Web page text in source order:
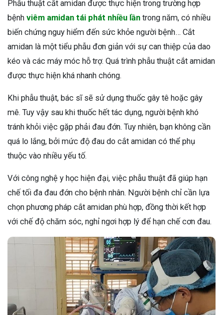
Phẫu thuật cắt amidan được thực hiện trong trường hợp
bệnh viêm amidan tái phát nhiều lần trong năm, có nhiều
biến chứng nguy hiểm đến sức khỏe người bệnh… Cắt
amidan là một tiểu phẫu đơn giản với sự can thiệp của dao
kéo và các máy móc hỗ trợ. Quá trình phẫu thuật cắt amidan
được thực hiện khá nhanh chóng.
Khi phẫu thuật, bác sĩ sẽ sử dụng thuốc gây tê hoặc gây
mê. Tuy vậy sau khi thuốc hết tác dụng, người bệnh khó
tránh khỏi việc gặp phải đau đớn. Tuy nhiên, bạn không cần
quá lo lắng, bởi mức độ đau do cắt amidan có thể phụ
thuộc vào nhiều yếu tố.
Với công nghệ y học hiện đại, việc phẫu thuật đã giúp hạn
chế tối đa đau đớn cho bệnh nhân. Người bệnh chỉ cần lựa
chọn phương pháp cắt amidan phù hợp, đồng thời kết hợp
với chế độ chăm sóc, nghỉ ngơi hợp lý để hạn chế cơn đau.